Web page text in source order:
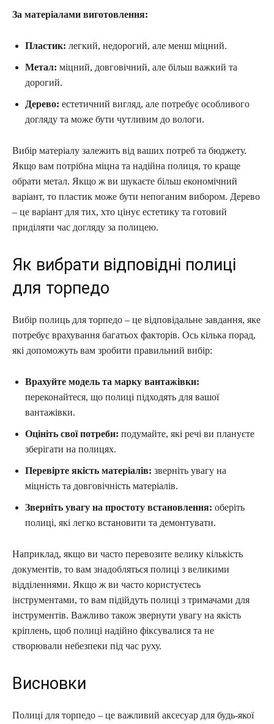
За матеріалами виготовлення:
Пластик: легкий, недорогий, але менш міцний.
Метал: міцний, довговічний, але більш важкий та
дорогий.
Дерево: естетичний вигляд, але потребує особливого
догляду та може бути чутливим до вологи.
Вибір матеріалу залежить від ваших потреб та бюджету.
Якщо вам потрібна міцна та надійна полиця, то краще
обрати метал. Якщо ж ви шукаєте більш економічний
варіант, то пластик може бути непоганим вибором. Дерево
– це варіант для тих, хто цінує естетику та готовий
приділяти час догляду за полицею.
Як вибрати відповідні полиці
для торпедо
Вибір полиць для торпедо – це відповідальне завдання, яке
потребує врахування багатьох факторів. Ось кілька порад,
які допоможуть вам зробити правильний вибір:
Врахуйте модель та марку вантажівки:
переконайтеся, що полиці підходять для вашої
вантажівки.
Оцініть свої потреби: подумайте, які речі ви плануєте
зберігати на полицях.
Перевірте якість матеріалів: зверніть увагу на
міцність та довговічність матеріалів.
Зверніть увагу на простоту встановлення: оберіть
полиці, які легко встановити та демонтувати.
Наприклад, якщо ви часто перевозите велику кількість
документів, то вам знадобляться полиці з великими
відділеннями. Якщо ж ви часто користуєтесь
інструментами, то вам підійдуть полиці з тримачами для
інструментів. Важливо також звернути увагу на якість
кріплень, щоб полиці надійно фіксувалися та не
створювали небезпеки під час руху.
Висновки
Полиці для торпедо – це важливий аксесуар для будь-якої